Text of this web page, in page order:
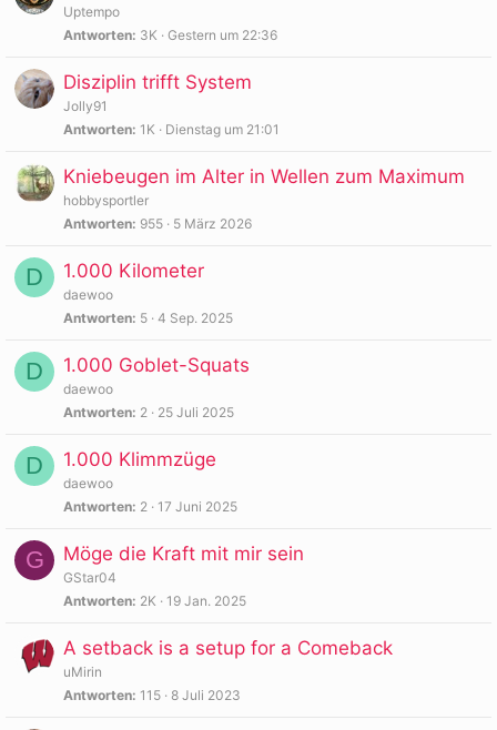
Uptempo
Antworten 3K Gestern um 22:36
Disziplin trifft System
Jolly91
Antworten 1K Dienstag um 21:01
Kniebeugen im Alter in Wellen zum Maximum
hobbysportler
Antworten 955 5 März 2026
D 1.000 Kilometer
daewoo
Antworten 5 4 Sep. 2025
D 1.000 Goblet-Squats
daewoo
Antworten 2 25 Juli 2025
D 1.000 Klimmzüge
daewoo
Antworten 2 17 Juni 2025
G Möge die Kraft mit mir sein
GStar04
Antworten 2K 19 Jan. 2025
A setback is a setup for a Comeback
uMirin
Antworten 115 8 Juli 2023